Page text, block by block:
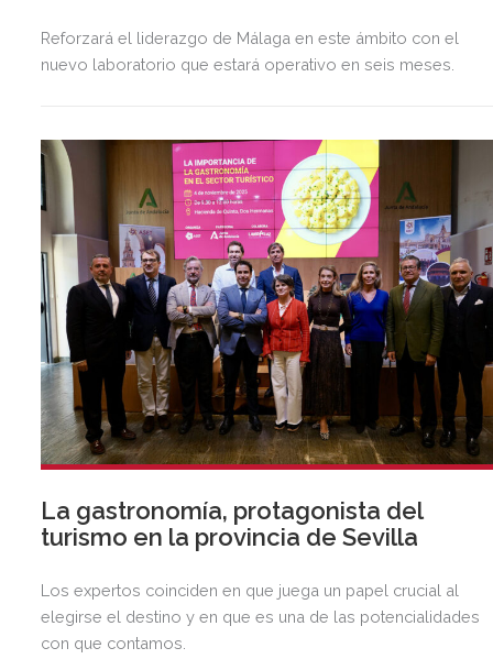
Reforzará el liderazgo de Málaga en este ámbito con el
nuevo laboratorio que estará operativo en seis meses.
La gastronomía, protagonista del
turismo en la provincia de Sevilla
Los expertos coinciden en que juega un papel crucial al
elegirse el destino y en que es una de las potencialidades
con que contamos.